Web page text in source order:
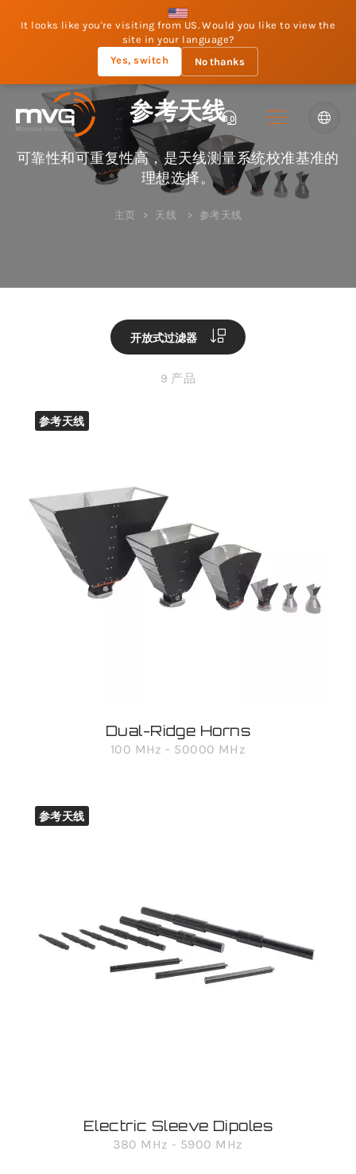
It looks like you're visiting from US. Would you like to view the
site in your language?
Yes, switch
No thanks
参考天线
可靠性和可重复性高，是天线测量系统校准基准的
理想选择。
主页 天线 参考天线
开放式过滤器
9 产品
参考天线
Dual-Ridge Horns
100 MHz - 50000 MHz
参考天线
Electric Sleeve Dipoles
380 MHz - 5900 MHz